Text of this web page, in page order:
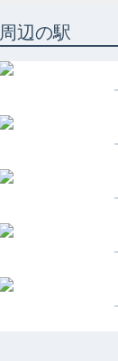
周辺の駅